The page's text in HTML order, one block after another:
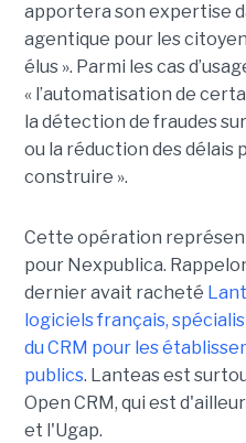
apportera son expertise
agentique pour les
élus ». Parmi les cas
« l’automatisation de
la détection de fraudes
ou la réduction des délais
construire ».
Cette opération
pour Nexpublica.
dernier avait racheté
logiciels français,
du CRM pour les
publics. Lanteas est
Open CRM, qui est
et l'Ugap.